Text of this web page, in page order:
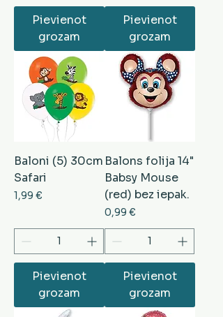
Pievienot
grozam
Pievienot
grozam
Baloni (5) 30cm
Safari
Cena
1,99 €
Pievienot
grozam
Balons folija 14"
Babsy Mouse
(red) bez iepak.
Cena
0,99 €
Pievienot
grozam